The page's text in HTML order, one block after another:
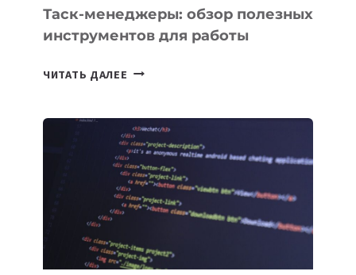
Таск-менеджеры: обзор полезных
инструментов для работы
ЧИТАТЬ ДАЛЕЕ ТАСК-
ПОЛЕЗНЫХ
ИНСТРУМЕНТОВ
ДЛЯ
РАБОТЫ